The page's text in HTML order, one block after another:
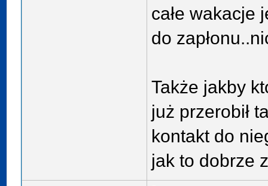
całe wakacje
do
Także jakby
już przerobił
kontakt do
jak to dobrze